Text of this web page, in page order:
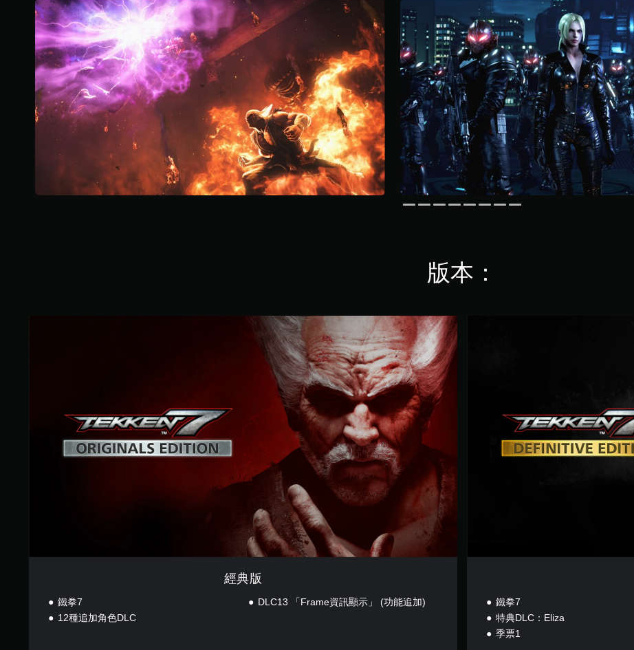
4
0
K
則
評
分
版本：
經典版
鐵拳7
12種追加角色DLC
DLC13 「Frame資訊顯示」 (功能追加)
鐵拳7
特典DLC：Eliza
季票1